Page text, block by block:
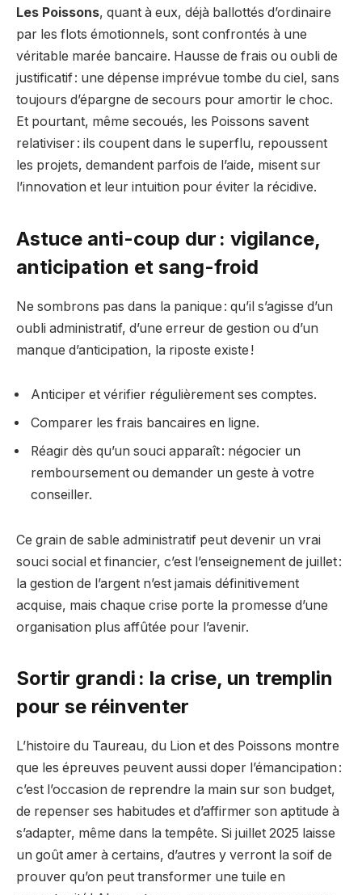
Les Poissons, quant à eux, déjà ballottés d’ordinaire
par les flots émotionnels, sont confrontés à une
véritable marée bancaire. Hausse de frais ou oubli de
justificatif : une dépense imprévue tombe du ciel, sans
toujours d’épargne de secours pour amortir le choc.
Et pourtant, même secoués, les Poissons savent
relativiser : ils coupent dans le superflu, repoussent
les projets, demandent parfois de l’aide, misent sur
l’innovation et leur intuition pour éviter la récidive.
Astuce anti-coup dur : vigilance,
anticipation et sang-froid
Ne sombrons pas dans la panique : qu’il s’agisse d’un
oubli administratif, d’une erreur de gestion ou d’un
manque d’anticipation, la riposte existe !
Anticiper et vérifier régulièrement ses comptes.
Comparer les frais bancaires en ligne.
Réagir dès qu’un souci apparaît : négocier un
remboursement ou demander un geste à votre
conseiller.
Ce grain de sable administratif peut devenir un vrai
souci social et financier, c’est l’enseignement de juillet :
la gestion de l’argent n’est jamais définitivement
acquise, mais chaque crise porte la promesse d’une
organisation plus affûtée pour l’avenir.
Sortir grandi : la crise, un tremplin
pour se réinventer
L’histoire du Taureau, du Lion et des Poissons montre
que les épreuves peuvent aussi doper l’émancipation :
c’est l’occasion de reprendre la main sur son budget,
de repenser ses habitudes et d’affirmer son aptitude à
s’adapter, même dans la tempête. Si juillet 2025 laisse
un goût amer à certains, d’autres y verront la soif de
prouver qu’on peut transformer une tuile en